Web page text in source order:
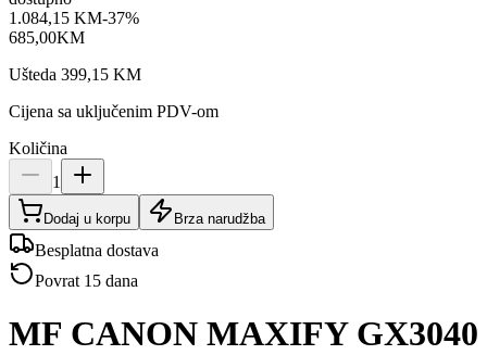
1.084,15 KM-37%
685,00KM
Ušteda 399,15 KM
Cijena sa uključenim PDV-om
Količina
1
Dodaj u korpu Brza narudžba
Besplatna dostava
Povrat 15 dana
MF CANON MAXIFY GX3040